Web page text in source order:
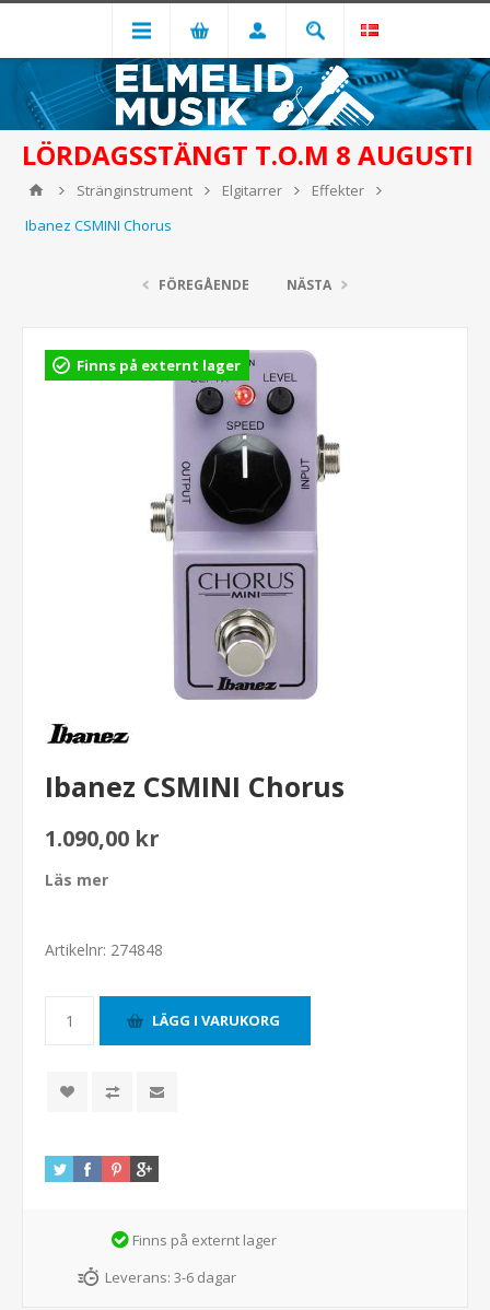
LÖRDAGSSTÄNGT T.O.M 8 AUGUSTI
Stränginstrument Elgitarrer
Effekter
Ibanez CSMINI Chorus
FÖREGÅENDE NÄSTA
Finns på externt lager
Ibanez CSMINI Chorus
1.090,00 kr
Läs mer
Artikelnr: 274848
Finns på externt lager
Leverans: 3-6 dagar